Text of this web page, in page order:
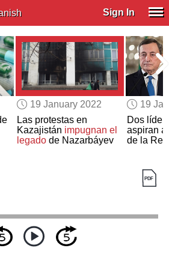
Sign In
19 January 2022
Las protestas en
Kazajistán impugnan el
legadode Nazarbáyev
19
Dos
aspiran
de la